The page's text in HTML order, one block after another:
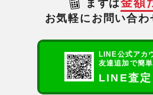
まずは
お気軽にお問い合わ
LINE公式アカ
友達追加で簡
LINE査